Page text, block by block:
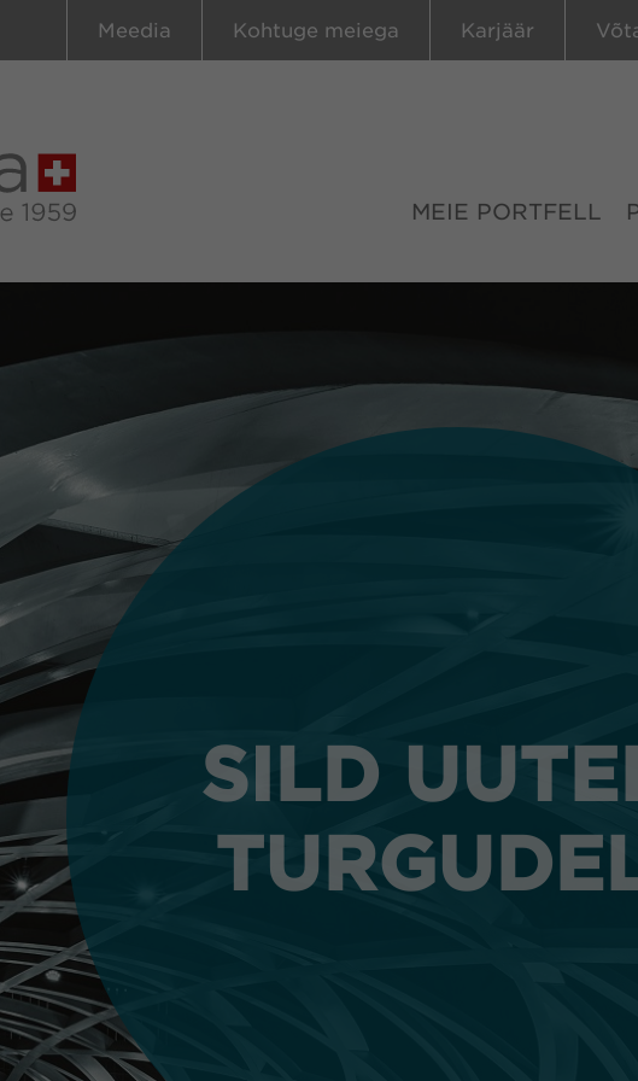
Meedia Kohtuge meiega Karjäär
MEIE PORTFELL
SILD
SILD